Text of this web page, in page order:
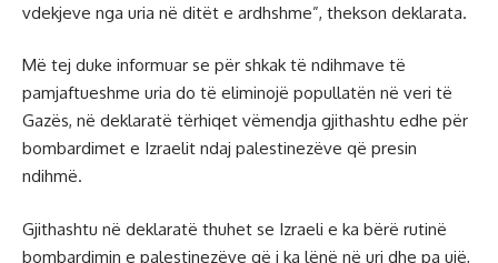
vdekjeve nga uria në ditët e ardhshme”, thekson deklarata.
Më tej duke informuar se për shkak të ndihmave të
pamjaftueshme uria do të eliminojë popullatën në veri të
Gazës, në deklaratë tërhiqet vëmendja gjithashtu edhe për
bombardimet e Izraelit ndaj palestinezëve që presin
ndihmë.
Gjithashtu në deklaratë thuhet se Izraeli e ka bërë rutinë
bombardimin e palestinezëve që i ka lënë në uri dhe pa ujë,